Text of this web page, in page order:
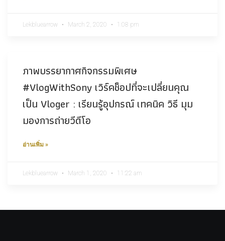
Lekbluearrow March 2, 2020 1:08 pm
ภาพบรรยากาศกิจกรรมพิเศษ
#VlogWithSony เวิร์คช็อปที่จะเปลี่ยนคุณ
เป็น Vloger : เรียนรู้อุปกรณ์ เทคนิค วิธี มุม
มองการถ่ายวีดีโอ
อ่านเพิ่ม »
Lekbluearrow March 1, 2020 11:22 am